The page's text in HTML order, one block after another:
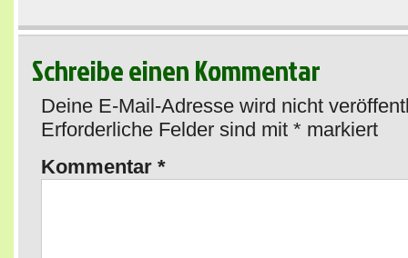
Schreibe einen Kommentar
Deine E-Mail-Adresse wird nicht
Erforderliche Felder sind mit * markiert
Kommentar *